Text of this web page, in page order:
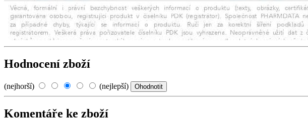
Hodnocení zboží
(nejhorší) (nejlepší)
Komentáře ke zboží